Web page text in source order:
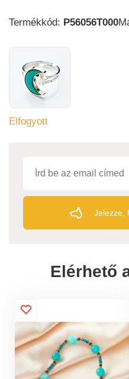
Termékkód: P56056T000
Elfogyott
Jelezze,
Elérhető